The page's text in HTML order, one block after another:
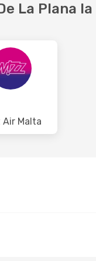
La Plana
Air Malta